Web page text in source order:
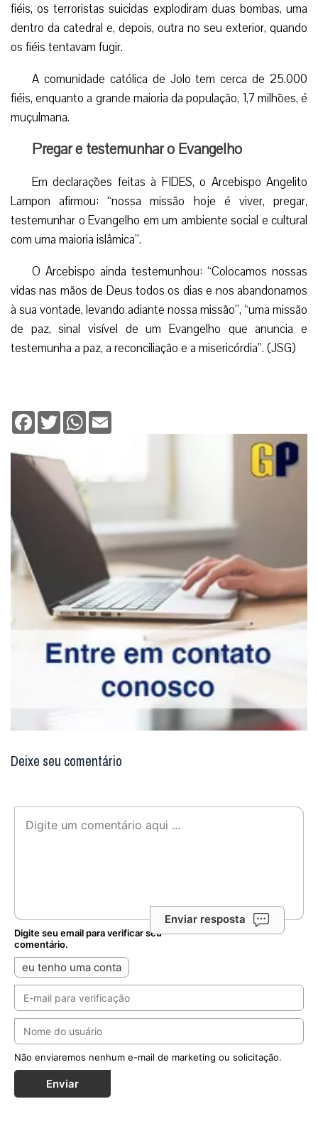
fiéis, os terroristas suicidas explodiram duas bombas, uma
dentro da catedral e, depois, outra no seu exterior, quando
os fiéis tentavam fugir.
A comunidade católica de Jolo tem cerca de 25.000
fiéis, enquanto a grande maioria da população, 1,7 milhões, é
muçulmana.
Pregar e testemunhar o Evangelho
Em declarações feitas à FIDES, o Arcebispo Angelito
Lampon afirmou: “nossa missão hoje é viver, pregar,
testemunhar o Evangelho em um ambiente social e cultural
com uma maioria islâmica”.
O Arcebispo ainda testemunhou: “Colocamos nossas
vidas nas mãos de Deus todos os dias e nos abandonamos
à sua vontade, levando adiante nossa missão”, “uma missão
de paz, sinal visível de um Evangelho que anuncia e
testemunha a paz, a reconciliação e a misericórdia”. (JSG)
Facebook
TwitterWhatsApp
Deixe seu comentário
Enviar resposta
Digite seu email para verificar seu
comentário.
eu tenho uma conta
Não enviaremos nenhum e-mail de marketing ou solicitação.
Enviar